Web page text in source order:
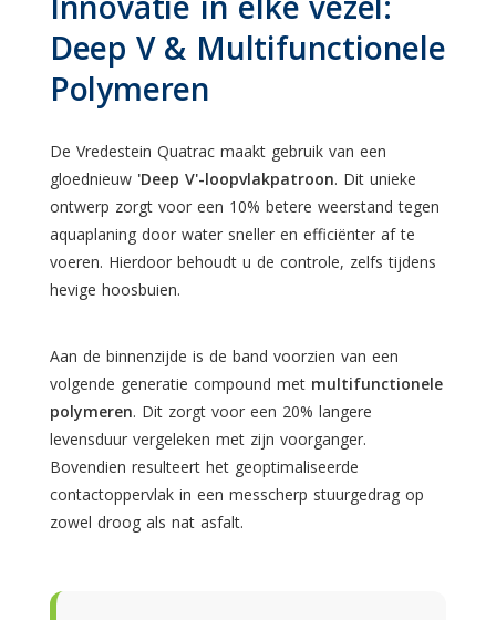
Deep V & Multifunctionele
Polymeren
De Vredestein Quatrac maakt gebruik van een
gloednieuw 'Deep V'-loopvlakpatroon. Dit unieke
ontwerp zorgt voor een 10% betere weerstand tegen
aquaplaning door water sneller en efficiënter af te
voeren. Hierdoor behoudt u de controle, zelfs tijdens
hevige hoosbuien.
Aan de binnenzijde is de band voorzien van een
volgende generatie compound met multifunctionele
polymeren. Dit zorgt voor een 20% langere
levensduur vergeleken met zijn voorganger.
Bovendien resulteert het geoptimaliseerde
contactoppervlak in een messcherp stuurgedrag op
zowel droog als nat asfalt.